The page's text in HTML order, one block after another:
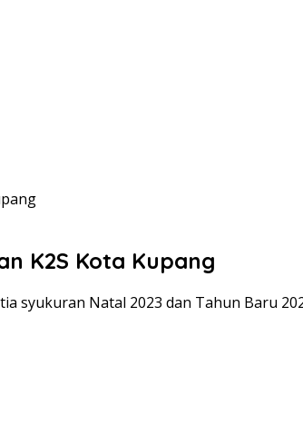
K2S Kota Kupang
syukuran Natal 2023 dan Tahun Baru